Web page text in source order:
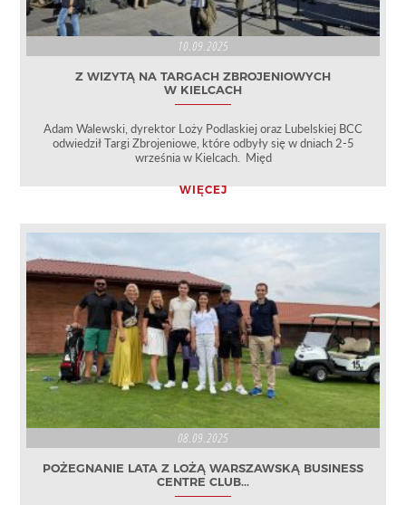
10.09.2025
Z WIZYTĄ NA TARGACH ZBROJENIOWYCH
W KIELCACH
Adam Walewski, dyrektor Loży Podlaskiej oraz Lubelskiej BCC
odwiedził Targi Zbrojeniowe, które odbyły się w dniach 2-5
września w Kielcach. Międ
WIĘCEJ
08.09.2025
POŻEGNANIE LATA Z LOŻĄ WARSZAWSKĄ BUSINESS
CENTRE CLUB...